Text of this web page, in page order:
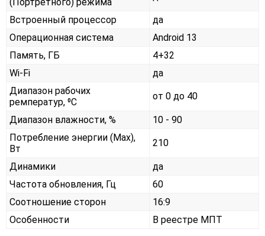
(Портретного) режима
Встроенный процессор
да
Операционная система
Android 13
Память, ГБ
4+32
Wi-Fi
да
Диапазон рабочих
ремператур, ⁰С
от 0 до 40
Диапазон влажности, %
10 - 90
Потребление энергии (Max),
Вт
210
Динамики
да
Частота обновления, Гц
60
Соотношение сторон
16:9
Особенности
В реестре МПТ